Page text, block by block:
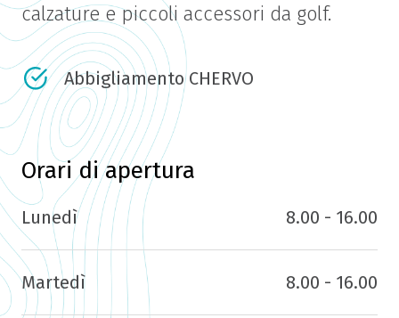
calzature e piccoli accessori da golf.
Abbigliamento CHERVO
Orari di apertura
Lunedì 8.00 - 16.00
Martedì 8.00 - 16.00